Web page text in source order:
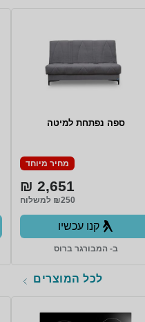
ספה נפתחת למיטה
מחיר מיוחד
2,651 ₪
₪250 למשלוח
קנו עכשיו
ב- המבורגר ברוס
לכל המוצרים